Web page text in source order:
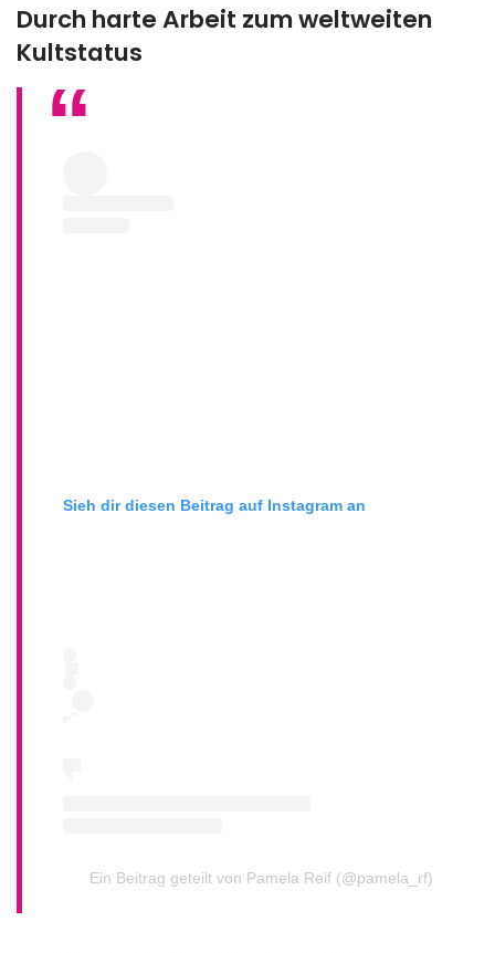
Durch harte Arbeit zum weltweiten
Kultstatus
Sieh dir diesen Beitrag auf Instagram an
Ein Beitrag geteilt von Pamela Reif (@pamela_rf)